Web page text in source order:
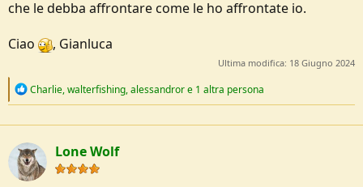
che le debba affrontare come le ho affrontate io.
Ciao
, Gianluca
Ultima modifica: 18 Giugno 2024
R
c
t
i
o
n
Charlie,walterfishing,alessandrore 1 altra persona
Lone Wolf